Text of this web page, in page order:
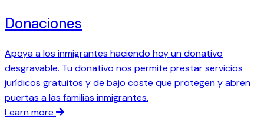
Donaciones
Apoya a los inmigrantes haciendo hoy un donativo
desgravable. Tu donativo nos permite prestar servicios
jurídicos gratuitos y de bajo coste que protegen y abren
puertas a las familias inmigrantes.
Learn more